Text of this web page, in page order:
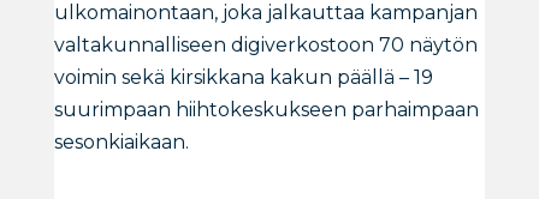
ulkomainontaan, joka jalkauttaa kampanjan
valtakunnalliseen digiverkostoon 70 näytön
voimin sekä kirsikkana kakun päällä – 19
suurimpaan hiihtokeskukseen parhaimpaan
sesonkiaikaan.